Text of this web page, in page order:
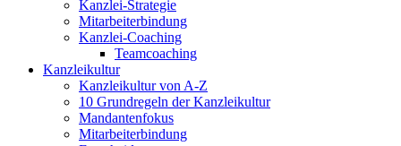
Kanzlei-Strategie
Mitarbeiterbindung
Kanzlei-Coaching
Teamcoaching
Kanzleikultur
Kanzleikultur von A-Z
10 Grundregeln der Kanzleikultur
Mandantenfokus
Mitarbeiterbindung